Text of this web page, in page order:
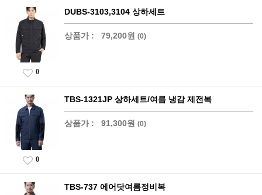
DUBS-3103,3104 상하세트
상품가 : 79,200원 (0)
0
TBS-1321JP 상하세트/여름 냉감 제전복
상품가 : 91,300원 (0)
0
TBS-737 에어닷여름정비복